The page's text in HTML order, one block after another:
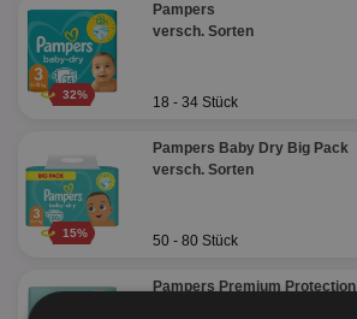
32%
Pampers
versch. Sorten
18 - 34 Stück
15%
Pampers Baby Dry Big Pack
versch. Sorten
50 - 80 Stück
Pampers Premium Protection